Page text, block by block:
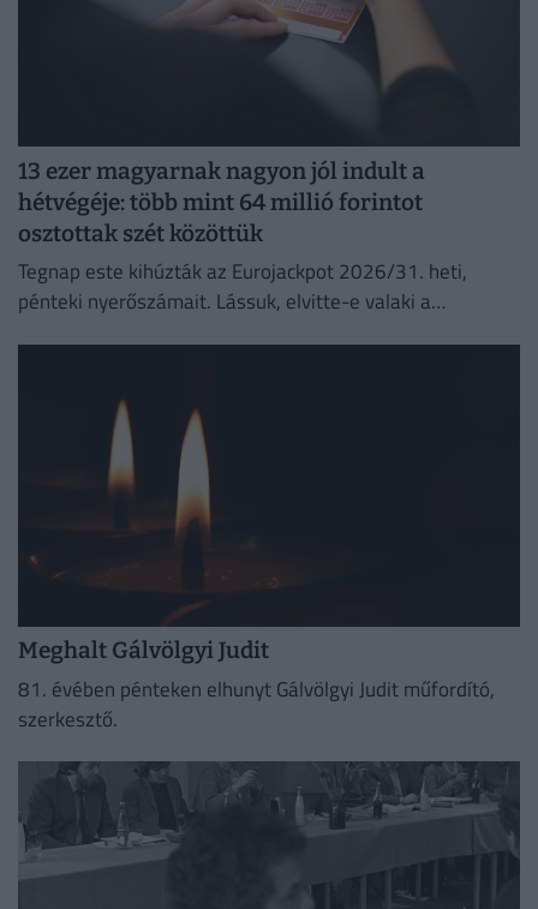
13 ezer magyarnak nagyon jól indult a
hétvégéje: több mint 64 millió forintot
osztottak szét közöttük
Tegnap este kihúzták az Eurojackpot 2026/31. heti,
pénteki nyerőszámait. Lássuk, elvitte-e valaki a
Meghalt Gálvölgyi Judit
81. évében pénteken elhunyt Gálvölgyi Judit műfordító,
szerkesztő.